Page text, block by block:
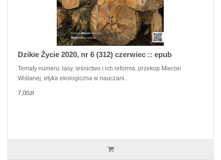
Dzikie Życie 2020, nr 6 (312) czerwiec :: epub
Tematy numeru: lasy, leśnictwo i ich reforma, przekop Mierzei
Wiślanej, etyka ekologiczna w nauczani..
7,00zł